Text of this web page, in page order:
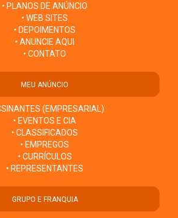
• PLANOS DE ANÚNCIO
• WEB SITES
• DEPOIMENTOS
• ANUNCIE AQUI
• CONTATO
MEU ANÚNCIO
(EMPRESARIAL)
• EVENTOS E CIA
• CLASSIFICADOS
• EMPREGOS
• CURRÍCULOS
• REPRESENTANTES
GRUPO E FRANQUIA